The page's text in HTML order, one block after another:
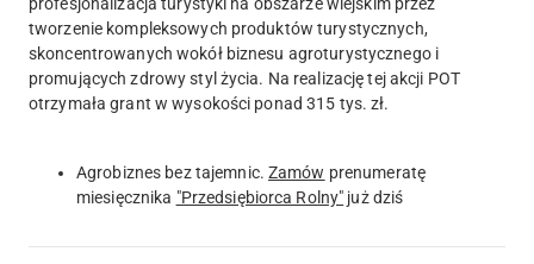
profesjonalizacja turystyki na obszarze wiejskim przez
tworzenie kompleksowych produktów turystycznych,
skoncentrowanych wokół biznesu agroturystycznego i
promujących zdrowy styl życia. Na realizację tej akcji POT
otrzymała grant w wysokości ponad 315 tys. zł.
Agrobiznes bez tajemnic. Zamów prenumeratę
miesięcznika "Przedsiębiorca Rolny" już dziś